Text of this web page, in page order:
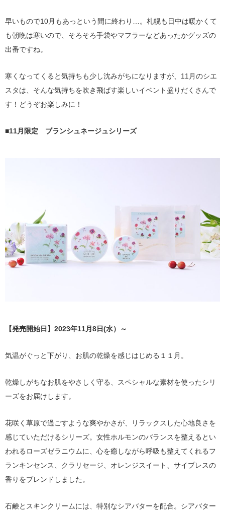
早いもので10月もあっという間に終わり…。札幌も日中は暖かくて
も朝晩は寒いので、そろそろ手袋やマフラーなどあったかグッズの
出番ですね。
寒くなってくると気持ちも少し沈みがちになりますが、11月のシエ
スタは、そんな気持ちを吹き飛ばす楽しいイベント盛りだくさんで
す！どうぞお楽しみに！
■11月限定 ブランシュネージュシリーズ
【発売開始日】2023年11月8日(水）～
気温がぐっと下がり、お肌の乾燥を感じはじめる１１月。
乾燥しがちなお肌をやさしく守る、スペシャルな素材を使ったシリ
ーズをお届けします。
花咲く草原で過ごすような爽やかさが、リラックスした心地良さを
感じていただけるシリーズ。女性ホルモンのバランスを整えるとい
われるローズゼラニウムに、心を癒しながら呼吸も整えてくれるフ
ランキンセンス、クラリセージ、オレンジスイート、サイプレスの
香りをブレンドしました。
石鹸とスキンクリームには、特別なシアバターを配合。シアバター